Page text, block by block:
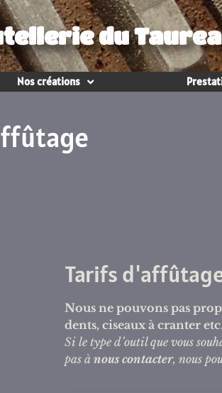
du
Nos créations
Tarifs
Nous ne pouvons pas
dents, ciseaux à cranter
Si le type d’outil que vous
pas ànous contacter, nous